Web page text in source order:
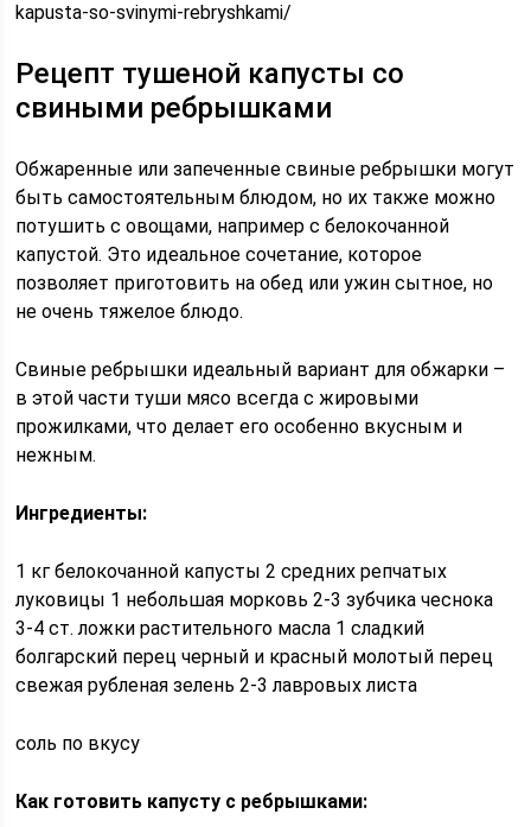
kapusta-so-svinymi-rebryshkami/
Рецепт тушеной капусты со
свиными ребрышками
Обжаренные или запеченные свиные ребрышки могут
быть самостоятельным блюдом, но их также можно
потушить с овощами, например с белокочанной
капустой. Это идеальное сочетание, которое
позволяет приготовить на обед или ужин сытное, но
не очень тяжелое блюдо.
Свиные ребрышки идеальный вариант для обжарки –
в этой части туши мясо всегда с жировыми
прожилками, что делает его особенно вкусным и
нежным.
Ингредиенты:
1 кг белокочанной капусты 2 средних репчатых
луковицы 1 небольшая морковь 2-3 зубчика чеснока
3-4 ст. ложки растительного масла 1 сладкий
болгарский перец черный и красный молотый перец
свежая рубленая зелень 2-3 лавровых листа
соль по вкусу
Как готовить капусту с ребрышками: